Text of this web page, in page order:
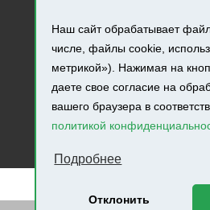
Наш сайт обрабатывает
числе, файлы cookie,
метрикой»). Нажимая на
даете свое согласие на
вашего браузера в
политикой
Подробнее
Отклонить
Разработка и